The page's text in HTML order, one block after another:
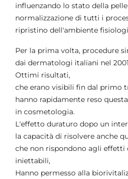
influenzando lo stato della
normalizzazione di tutti i
ripristino dell'ambiente
Per la prima volta, procedure
dai dermatologi italiani nel
Ottimi risultati,
che erano visibili fin dal primo
hanno rapidamente reso
in cosmetologia.
L'effetto duraturo dopo un
la capacità di risolvere anche
che non rispondono agli effetti
iniettabili,
Hanno permesso alla